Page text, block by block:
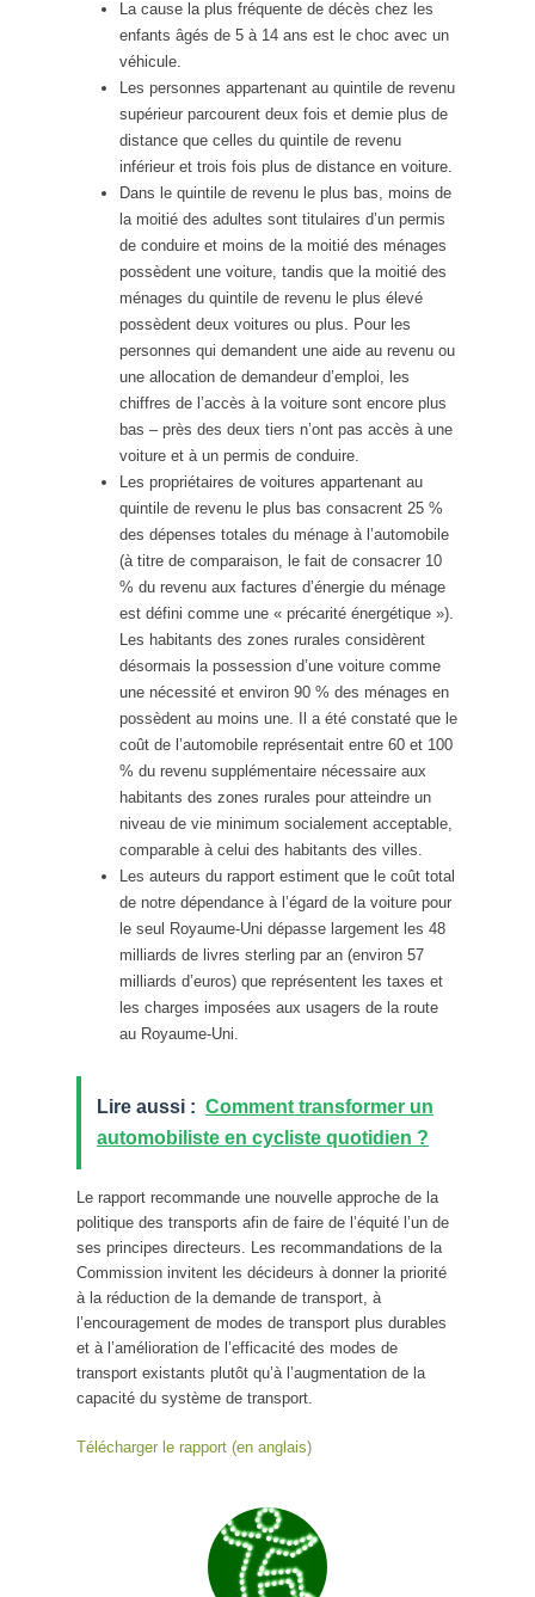
La cause la plus fréquente de décès chez les
enfants âgés de 5 à 14 ans est le choc avec un
véhicule.
Les personnes appartenant au quintile de revenu
supérieur parcourent deux fois et demie plus de
distance que celles du quintile de revenu
inférieur et trois fois plus de distance en voiture.
Dans le quintile de revenu le plus bas, moins de
la moitié des adultes sont titulaires d’un permis
de conduire et moins de la moitié des ménages
possèdent une voiture, tandis que la moitié des
ménages du quintile de revenu le plus élevé
possèdent deux voitures ou plus. Pour les
personnes qui demandent une aide au revenu ou
une allocation de demandeur d’emploi, les
chiffres de l’accès à la voiture sont encore plus
bas – près des deux tiers n’ont pas accès à une
voiture et à un permis de conduire.
Les propriétaires de voitures appartenant au
quintile de revenu le plus bas consacrent 25 %
des dépenses totales du ménage à l’automobile
(à titre de comparaison, le fait de consacrer 10
% du revenu aux factures d’énergie du ménage
est défini comme une « précarité énergétique »).
Les habitants des zones rurales considèrent
désormais la possession d’une voiture comme
une nécessité et environ 90 % des ménages en
possèdent au moins une. Il a été constaté que le
coût de l’automobile représentait entre 60 et 100
% du revenu supplémentaire nécessaire aux
habitants des zones rurales pour atteindre un
niveau de vie minimum socialement acceptable,
comparable à celui des habitants des villes.
Les auteurs du rapport estiment que le coût total
de notre dépendance à l’égard de la voiture pour
le seul Royaume-Uni dépasse largement les 48
milliards de livres sterling par an (environ 57
milliards d’euros) que représentent les taxes et
les charges imposées aux usagers de la route
au Royaume-Uni.
Lire aussi : Comment transformer un
automobiliste en cycliste quotidien ?
Le rapport recommande une nouvelle approche de la
politique des transports afin de faire de l’équité l’un de
ses principes directeurs. Les recommandations de la
Commission invitent les décideurs à donner la priorité
à la réduction de la demande de transport, à
l’encouragement de modes de transport plus durables
et à l’amélioration de l’efficacité des modes de
transport existants plutôt qu’à l’augmentation de la
capacité du système de transport.
Télécharger le rapport (en anglais)